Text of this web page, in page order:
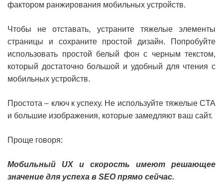
фактором ранжирования мобильных устройств.
Чтобы не отставать, устраните тяжелые элементы
страницы и сохраните простой дизайн. Попробуйте
использовать простой белый фон с черным текстом,
который достаточно большой и удобный для чтения с
мобильных устройств.
Простота – ключ к успеху. Не используйте тяжелые CTA
и большие изображения, которые замедляют ваш сайт.
Проще говоря:
Мобильный UX и скорость имеют решающее
значение для успеха в SEO прямо сейчас.